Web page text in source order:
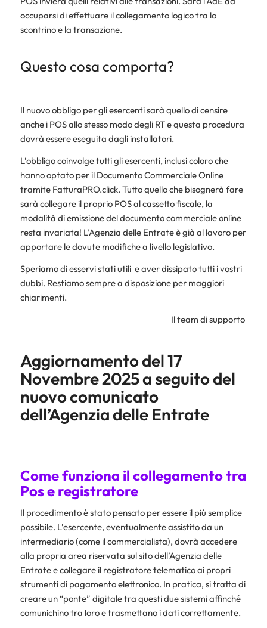
occuparsi di effettuare il collegamento logico tra lo
scontrino e la transazione.
Questo cosa comporta?
Il nuovo obbligo per gli esercenti sarà quello di censire
anche i POS allo stesso modo degli RT e questa procedura
dovrà essere eseguita dagli installatori.
L’obbligo coinvolge tutti gli esercenti, inclusi coloro che
hanno optato per il Documento Commerciale Online
tramite FatturaPRO.click. Tutto quello che bisognerà fare
sarà collegare il proprio POS al cassetto fiscale, la
modalità di emissione del documento commerciale online
resta invariata! L’Agenzia delle Entrate è già al lavoro per
apportare le dovute modifiche a livello legislativo.
Speriamo di esservi stati utili e aver dissipato tutti i vostri
dubbi. Restiamo sempre a disposizione per maggiori
chiarimenti.
Il team di supporto
Aggiornamento del 17
Novembre 2025 a seguito del
nuovo comunicato
dell’Agenzia delle Entrate
Come funziona il collegamento tra
Pos e registratore
Il procedimento è stato pensato per essere il più semplice
possibile. L’esercente, eventualmente assistito da un
intermediario (come il commercialista), dovrà accedere
alla propria area riservata sul sito dell’Agenzia delle
Entrate e collegare il registratore telematico ai propri
strumenti di pagamento elettronico. In pratica, si tratta di
creare un “ponte” digitale tra questi due sistemi affinché
comunichino tra loro e trasmettano i dati correttamente.